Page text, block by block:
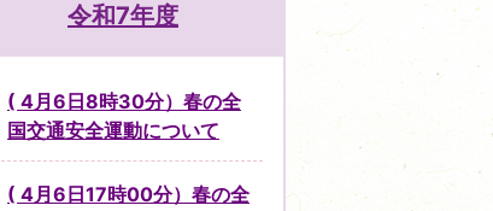
令和7年度
( 4月6日8時30分）春の全
国交通安全運動について
( 4月6日17時00分）春の全